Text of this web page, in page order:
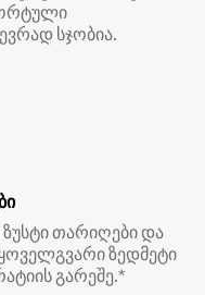
სჯობია.
თარიღები და
ზედმეტი
გარეშე.*